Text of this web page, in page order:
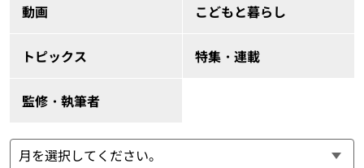
動画 こどもと暮らし
トピックス 特集・連載
監修・執筆者